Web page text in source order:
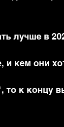
лучше в
кем они
то к концу